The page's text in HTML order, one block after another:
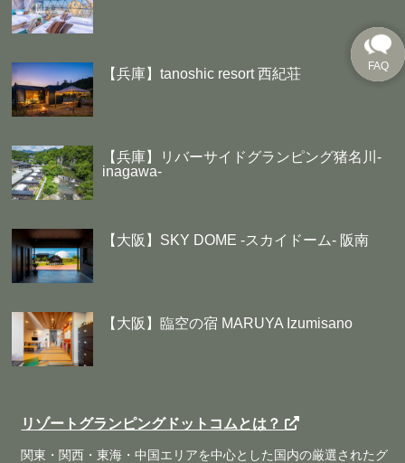
【兵庫】tanoshic resort 西紀荘
【兵庫】リバーサイドグランピング猪名川-
inagawa-
【大阪】SKY DOME -スカイドーム- 阪南
【大阪】臨空の宿 MARUYA Izumisano
リゾートグランピングドットコムとは？
関東・関西・東海・中国エリアを中心とした国内の厳選されたグ